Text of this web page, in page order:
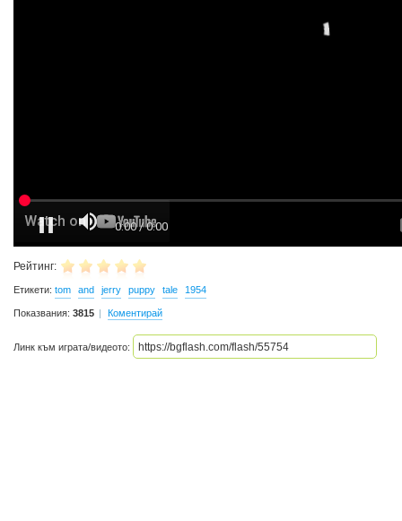
Рейтинг:
Етикети: tom and jerry puppy tale 1954
Показвания: 3815 Коментирай
Линк към играта/видеото: